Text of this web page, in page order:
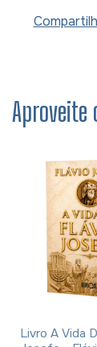
Aproveite
Livro A Vida